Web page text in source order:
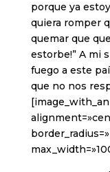
porque ya
quiera romper
quemar que
estorbe!” A mi
fuego a este
que no nos